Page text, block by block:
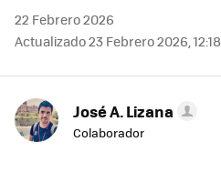
22 Febrero 2026
Actualizado 23 Febrero 2026, 12:18
José A. Lizana
Colaborador